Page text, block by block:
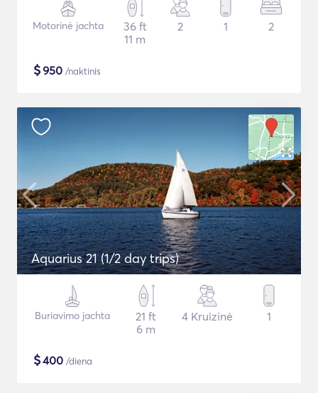
Motorinė jachta
36 ft
11 m
2 1 2
$950 /naktinis
Aquarius 21 (1/2 day trips)
Buriavimo jachta
21 ft
6 m
4 Kruizinė 1
$400 /diena